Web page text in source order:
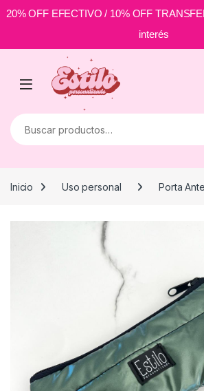
20% OFF EFECTIVO / 10% OFF
interés
Skip to navigation
Buscar por:
Inicio Uso personal Porta